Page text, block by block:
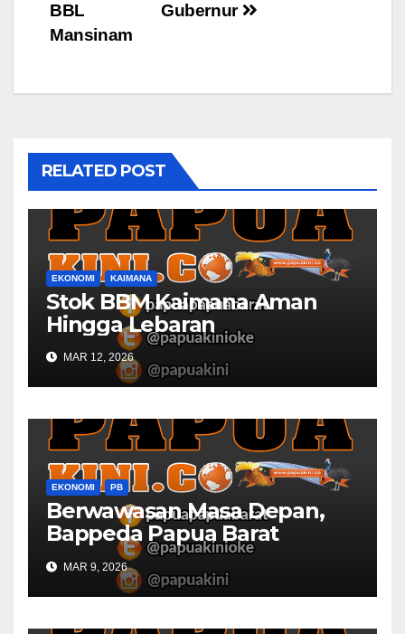
Gubernur
BBL
Mansinam
RELATED POST
EKONOMI KAIMANA
Stok BBM Kaimana Aman
Hingga Lebaran
MAR 12, 2026
EKONOMI PB
Berwawasan Masa Depan,
Bappeda Papua Barat
Konsultasi Publik RKPD 2027
MAR 9, 2026